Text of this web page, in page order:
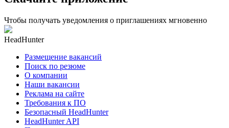
Чтобы получать уведомления о приглашениях мгновенно
HeadHunter
Размещение вакансий
Поиск по резюме
О компании
Наши вакансии
Реклама на сайте
Требования к ПО
Безопасный HeadHunter
HeadHunter API